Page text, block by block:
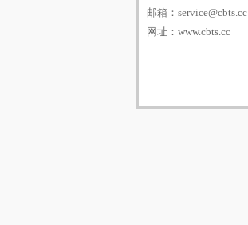
邮箱： service@cbts.cc
网址： www.cbts.cc